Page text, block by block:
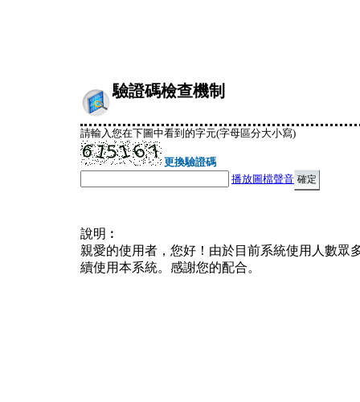
驗證碼檢查機制
請輸入您在下圖中看到的字元(字母區分大小寫)
更換驗證碼
播放圖檔聲音
說明︰
親愛的使用者，您好！由於目前系統使用人數眾
續使用本系統。感謝您的配合。